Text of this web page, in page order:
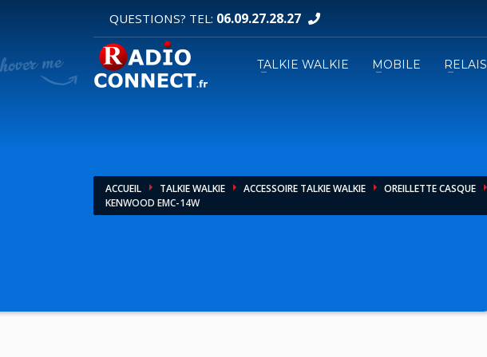
DEMANDE DE DEVIS
1 Sélectionnez vos produits.
QUESTIONS? TEL: 06.09.27.28.27
TALKIE WALKIE MOBILE RELAIS
ACCUEIL TALKIE WALKIE ACCESSOIRE TALKIE WALKIE
OREILLETTE CASQUE
KENWOOD EMC-14W